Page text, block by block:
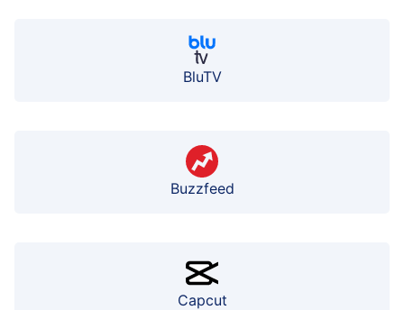
BluTV
Buzzfeed
Capcut